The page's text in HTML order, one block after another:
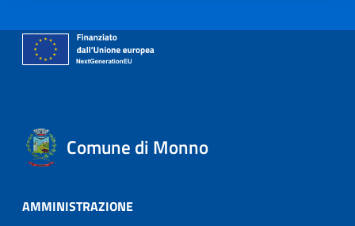
Comune di Monno
AMMINISTRAZIONE